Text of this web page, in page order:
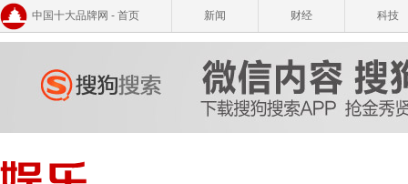
中国十大品牌网 - 首页 新闻 财经 科技